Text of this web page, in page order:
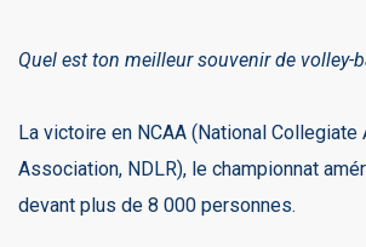
Quel est ton meilleur souvenir de volley-
La victoire en NCAA (National Collegiate
Association, NDLR), le championnat
devant plus de 8 000 personnes.